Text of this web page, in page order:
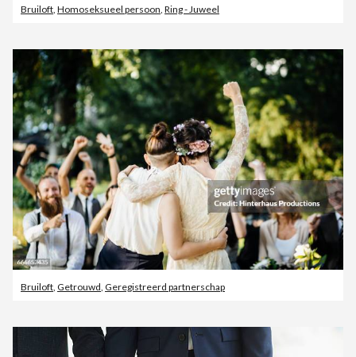
Bruiloft, Homoseksueel persoon, Ring - Juweel
Bruiloft Getrouwd Geregistreerd partnerschap